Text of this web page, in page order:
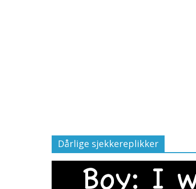
Dårlige sjekkereplikker